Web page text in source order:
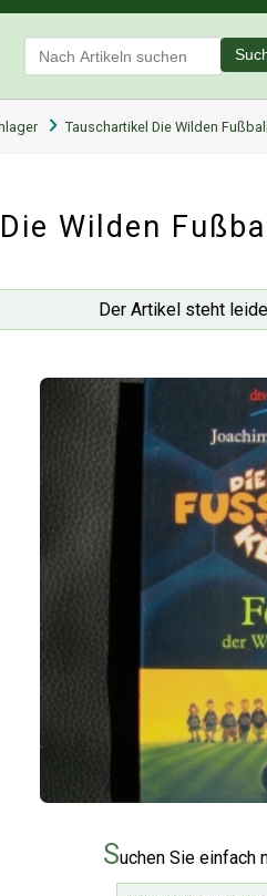
Tauschartikel Die Wilden
Die Wilden
Der Artikel steht
Suchen Sie einfach